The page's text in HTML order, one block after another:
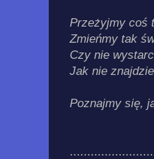
Przeżyjmy coś
Zmieńmy tak
Czy nie
Jak nie
Poznajmy się,